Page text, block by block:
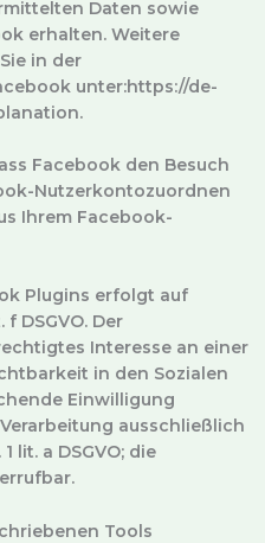
Daten sowie
erhalten. Weitere
in der
unter:https://de-
Facebook den Besuch
Nutzerkontozuordnen
Ihrem Facebook-
Plugins erfolgt auf
DSGVO. Der
Interesse an einer
in den Sozialen
Einwilligung
ausschließlich
lit. a DSGVO; die
Tools